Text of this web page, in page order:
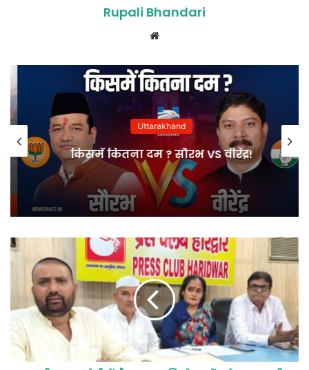
Rupali Bhandari
Uttarakhand
किसमें कितना दम ? सौरभ VS वीरेंद्र!